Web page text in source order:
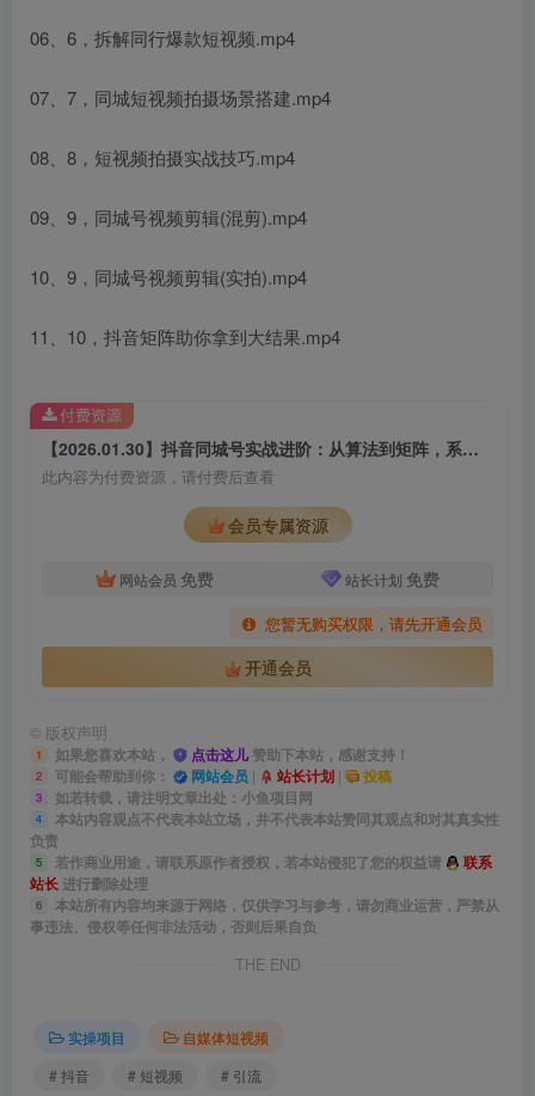
06、6，拆解同行爆款短视频.mp4
07、7，同城短视频拍摄场景搭建.mp4
08、8，短视频拍摄实战技巧.mp4
09、9，同城号视频剪辑(混剪).mp4
10、9，同城号视频剪辑(实拍).mp4
11、10，抖音矩阵助你拿到大结果.mp4
【2026.01.30】抖音同城号实战进阶：从算法到矩阵，系统教学提升本地影响力与业绩
此内容为付费资源，请付费后查看
会员专属资源
网站会员 免费 站长计划 免费
您暂无购买权限，请先开通会员
开通会员
付费资源
© 版权声明
1 如果您喜欢本站， 点击这儿赞助下本站，感谢支持！
2 可能会帮助到你： 网站会员 | 站长计划 | 投稿
3 如若转载，请注明文章出处：小鱼项目网
4
本站内容观点不代表本站立场，并不代表本站赞同其观点和对其真实性
负责
5 若作商业用途，请联系原作者授权，若本站侵犯了您的权益请
联系
站长进行删除处理
6
本站所有内容均来源于网络，仅供学习与参考，请勿商业运营，严禁从
事违法、侵权等任何非法活动，否则后果自负
THE END
实操项目
自媒体短视频
# 抖音
# 短视频 # 引流